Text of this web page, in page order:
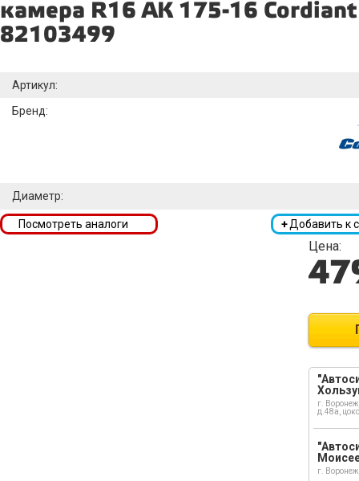
камера R16 АК 175-16 Cordiant
82103499
Артикул:
Бренд:
Диаметр:
+Добавить к
Посмотреть аналоги
Цена:
г.
д.48а,
г.